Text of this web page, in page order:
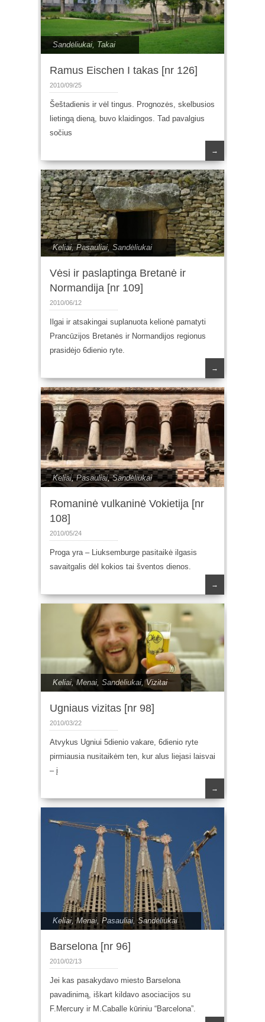
Sandėliukai Takai
Ramus Eischen I takas [nr 126]
2010/09/25
Šeštadienis ir vėl tingus. Prognozės, skelbusios
lietingą dieną, buvo klaidingos. Tad pavalgius
sočius
→
Keliai,Pasauliai, Sandėliukai
Vėsi ir paslaptinga Bretanė ir
Normandija [nr 109]
2010/06/12
Ilgai ir atsakingai suplanuota kelionė pamatyti
Prancūzijos Bretanės ir Normandijos regionus
prasidėjo 6dienio ryte.
→
Keliai,Pasauliai ,Sandėliukai
Romaninė vulkaninė Vokietija [nr
108]
2010/05/24
Proga yra – Liuksemburge pasitaikė ilgasis
savaitgalis dėl kokios tai šventos dienos.
→
Keliai, Menai Sandėliukai ,Vizitai
Ugniaus vizitas [nr 98]
2010/03/22
Atvykus Ugniui 5dienio vakare, 6dienio ryte
pirmiausia nusitaikėm ten, kur alus liejasi laisvai
– į
→
Keliai,Menai,Pasauliai,Sandėliukai
Barselona [nr 96]
2010/02/13
Jei kas pasakydavo miesto Barselona
pavadinimą, iškart kildavo asociacijos su
F.Mercury ir M.Caballe kūriniu “Barcelona”.